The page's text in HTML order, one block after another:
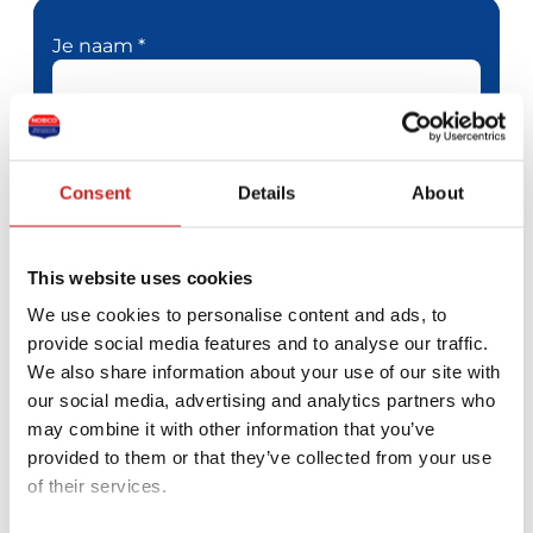
Consent Details About
This website uses cookies
We use cookies to personalise content and ads, to
provide social media features and to analyse our traffic.
We also share information about your use of our site with
our social media, advertising and analytics partners who
may combine it with other information that you’ve
provided to them or that they’ve collected from your use
of their services.
Je naam *
Je e-mailadres *
Telefoonnummer